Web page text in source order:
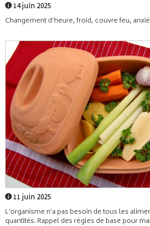
14 juin 2025
Changement d’heure, froid, couvre feu,
11 juin 2025
L'organisme n'a pas besoin de tous les
quantités. Rappel des règles de base pour